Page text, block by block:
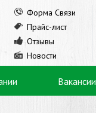
Форма Связи
Прайс-лист
Отзывы
Новости
Вакансии